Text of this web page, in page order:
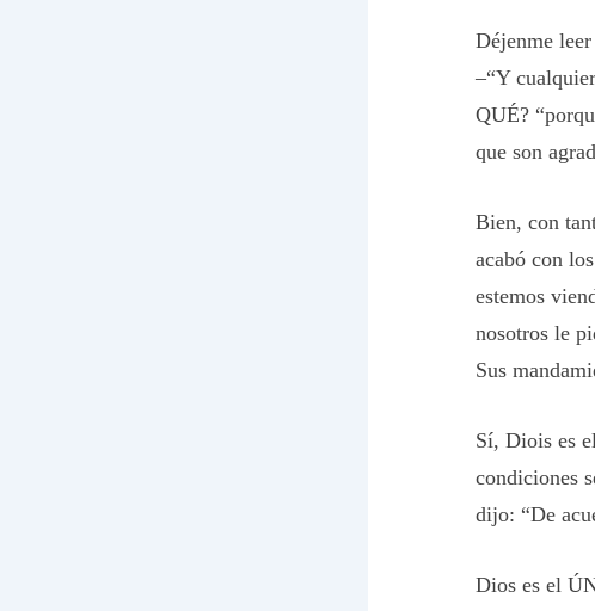
Déjenme
–“Y
QUÉ?
que son
Bien, con
acabó con
estemos
nosotros le
Sus
Sí, Diois es
condiciones
dijo: “De
Dios es el